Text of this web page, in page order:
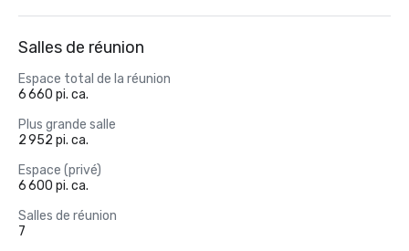
Salles de réunion
Espace total de la réunion
6 660 pi. ca.
Plus grande salle
2 952 pi. ca.
Espace (privé)
6 600 pi. ca.
Salles de réunion
7